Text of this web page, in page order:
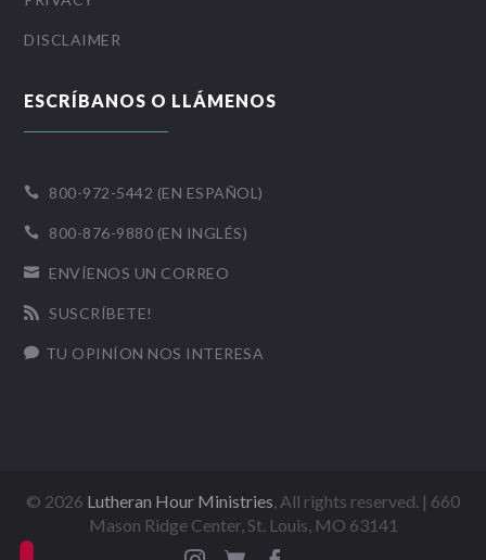
DISCLAIMER
ESCRÍBANOS O LLÁMENOS
 800-972-5442 (EN ESPAÑOL)
 800-876-9880 (EN INGLÉS)
 ENVÍENOS UN CORREO
 SUSCRÍBETE!
 TU OPINÍON NOS INTERESA
© 2026 Lutheran Hour Ministries, All rights reserved. | 660
Mason Ridge Center, St. Louis, MO 63141